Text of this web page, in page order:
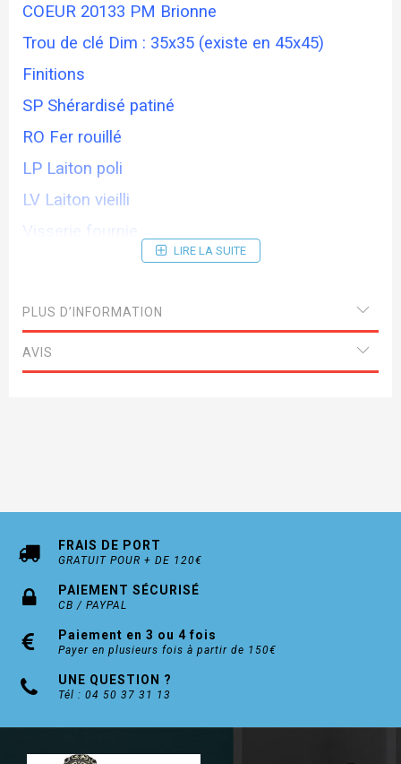
COEUR 20133 PM Brionne
Trou de clé Dim : 35x35 (existe en 45x45)
Finitions
SP Shérardisé patiné
RO Fer rouillé
LP Laiton poli
LV Laiton vieilli
Visserie fournie
LIRE LA SUITE
PLUS D’INFORMATION
AVIS
FRAIS DE PORT
GRATUIT POUR + DE 120€
PAIEMENT SÉCURISÉ
CB / PAYPAL
Paiement en 3 ou 4 fois
Payer en plusieurs fois à partir de 150€
UNE QUESTION ?
Tél : 04 50 37 31 13